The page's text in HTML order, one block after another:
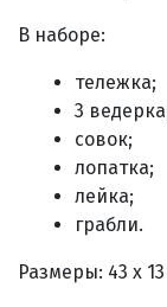
В наборе:
тележка;
3
совок;
лопатка;
лейка;
грабли.
Размеры: 43 x